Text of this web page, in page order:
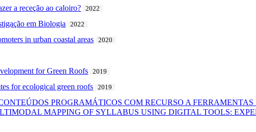
a receção ao caloiro? 2022
em Biologia 2022
in urban coastal areas 2020
for Green Roofs 2019
for ecological green roofs 2019
PROGRAMÁTICOS COM RECURSO A
MAPPING OF SYLLABUS USING DIGITAL TOOLS: